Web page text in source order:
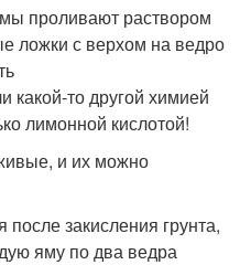
проливают раствором
ложки с верхом на ведро
какой-то другой химией
лимонной кислотой!
и их можно
закисления грунта,
яму по два ведра